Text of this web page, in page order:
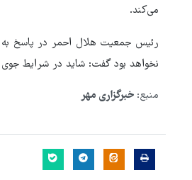
می‌کند.
نخواهد بود گفت: شاید در شرایط
منبع: خبرگزاری مهر